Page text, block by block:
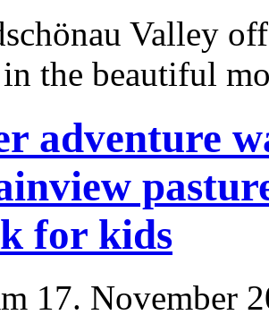
Valley
the beautiful
adventure
for kids
17. November